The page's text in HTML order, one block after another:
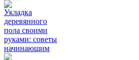
Укладка
деревянного
пола своими
руками: советы
начинающим